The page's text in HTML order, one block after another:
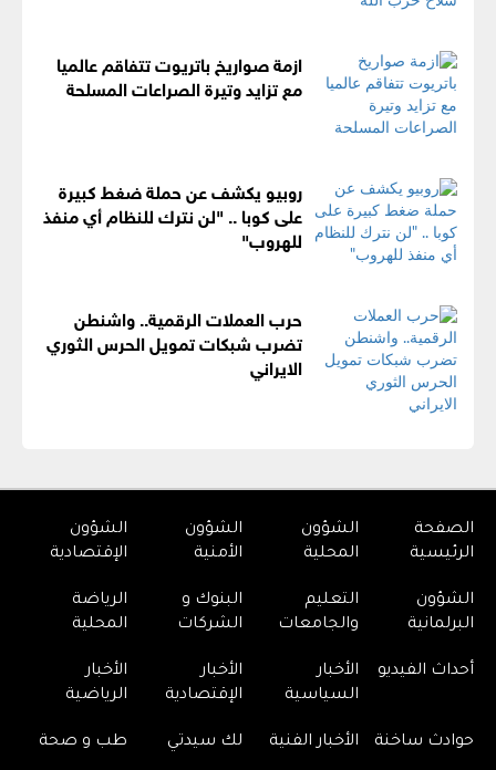
ازمة صواريخ باتريوت تتفاقم عالميا
مع تزايد وتيرة الصراعات المسلحة
روبيو يكشف عن حملة ضغط كبيرة
على كوبا .. "لن نترك للنظام أي منفذ
للهروب"
حرب العملات الرقمية.. واشنطن
تضرب شبكات تمويل الحرس الثوري
الايراني
الصفحة
الرئيسية
الشؤون
المحلية
الشؤون
الأمنية
الشؤون
الإقتصادية
الشؤون
البرلمانية
التعليم
والجامعات
البنوك و
الشركات
الرياضة
المحلية
أحداث الفيديو
الأخبار
السياسية
الأخبار
الإقتصادية
الأخبار
الرياضية
حوادث ساخنة الأخبار الفنية لك سيدتي طب و صحة